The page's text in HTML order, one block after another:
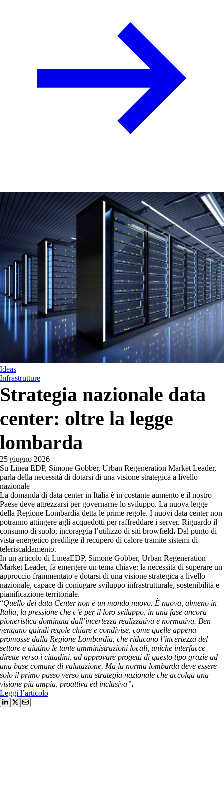
Ideas|
Infrastrutture
Strategia nazionale data
center: oltre la legge
lombarda
25 giugno 2026
Su Linea EDP, Simone Gobber, Urban Regeneration Market Leader,
parla della necessità di dotarsi di una visione strategica a livello
nazionale
La domanda di data center in Italia è in costante aumento e il nostro
Paese deve attrezzarsi per governarne lo sviluppo. La nuova legge
della Regione Lombardia detta le prime regole. I nuovi data center non
potranno attingere agli acquedotti per raffreddare i server. Riguardo il
consumo di suolo, incoraggia l’utilizzo di siti browfield. Dal punto di
vista energetico predilige il recupero di calore tramite sistemi di
teleriscaldamento.
In un articolo di LineaEDP, Simone Gobber, Urban Regeneration
Market Leader, fa emergere un tema chiave: la necessità di superare un
approccio frammentato e dotarsi di una visione strategica a livello
nazionale, capace di coniugare sviluppo infrastrutturale, sostenibilità e
pianificazione territoriale.
“Quello dei data Center non è un mondo nuovo. È nuova, almeno in
Italia, la pressione che c’è per il loro sviluppo, in una fase ancora
pioneristica dominata dall’incertezza realizzativa e normativa. Ben
vengano quindi regole chiare e condivise, come quelle appena
promosse dalla Regione Lombardia, che riducano l’incertezza del
settore e aiutino le tante amministrazioni locali, uniche interfacce
dirette verso i cittadini, ad approvare progetti di questo tipo grazie ad
una base comune di valutazione. Ma la norma lombarda deve essere
solo il primo passo verso una strategia nazionale che accolga una
visione più ampia, proattiva ed inclusiva”.
Leggi l’articolo